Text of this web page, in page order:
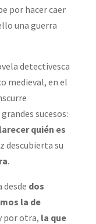
por hacer caer
una guerra
detectivesca
medieval, en el
sucesos:
quién es
descubierta su
.
dos
la de
por otra, la que